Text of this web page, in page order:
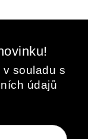
souladu s
údajů